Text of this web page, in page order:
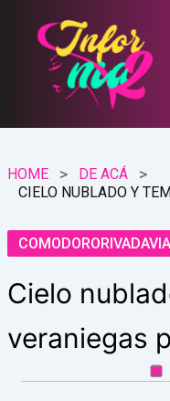
contenido
HOME
DE ACÁ
COMODORORIVADAVIA
Cielo
veraniegas